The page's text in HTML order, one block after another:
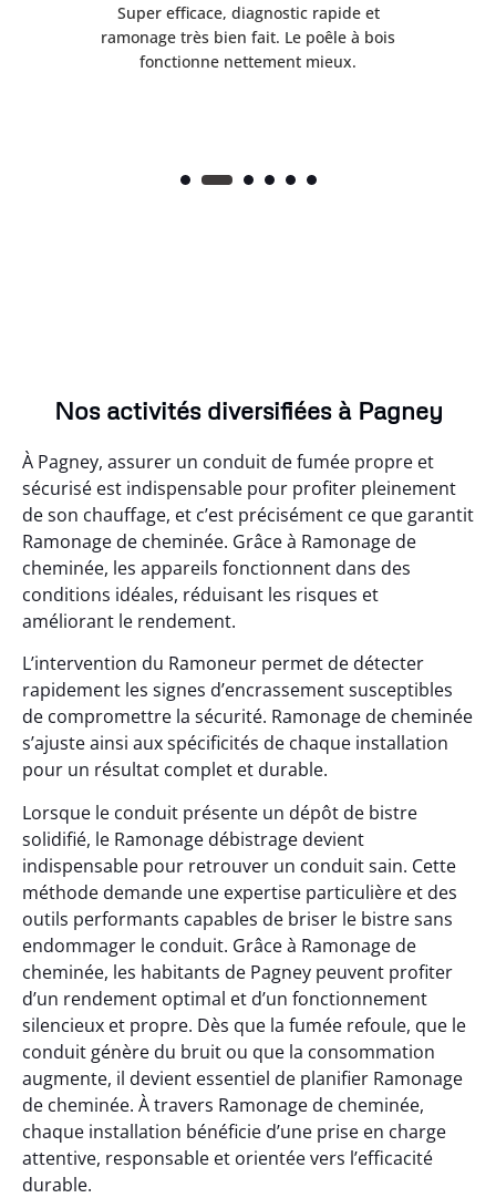
Super efficace, diagnostic rapide et
ramonage très bien fait. Le poêle à bois
fonctionne nettement mieux.
Nos activités diversifiées à Pagney
À Pagney, assurer un conduit de fumée propre et
sécurisé est indispensable pour profiter pleinement
de son chauffage, et c’est précisément ce que garantit
Ramonage de cheminée. Grâce à Ramonage de
cheminée, les appareils fonctionnent dans des
conditions idéales, réduisant les risques et
améliorant le rendement.
L’intervention du Ramoneur permet de détecter
rapidement les signes d’encrassement susceptibles
de compromettre la sécurité. Ramonage de cheminée
s’ajuste ainsi aux spécificités de chaque installation
pour un résultat complet et durable.
Lorsque le conduit présente un dépôt de bistre
solidifié, le Ramonage débistrage devient
indispensable pour retrouver un conduit sain. Cette
méthode demande une expertise particulière et des
outils performants capables de briser le bistre sans
endommager le conduit. Grâce à Ramonage de
cheminée, les habitants de Pagney peuvent profiter
d’un rendement optimal et d’un fonctionnement
silencieux et propre. Dès que la fumée refoule, que le
conduit génère du bruit ou que la consommation
augmente, il devient essentiel de planifier Ramonage
de cheminée. À travers Ramonage de cheminée,
chaque installation bénéficie d’une prise en charge
attentive, responsable et orientée vers l’efficacité
durable.